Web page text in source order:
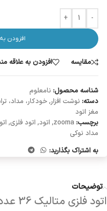
-
+
افزودن
مقایسه افزودن به علاقه
شناسه محصول: نامعلوم
دسته: نوشت افزار,خودکار، مداد،
مغز اتود
برچسب:zooma
, اتود, اتود فلزی,
مداد نوکی
به اشتراک بگذارید:
توضیحات
اتود فلزی متالیک 36 عددی زوما | Zooma